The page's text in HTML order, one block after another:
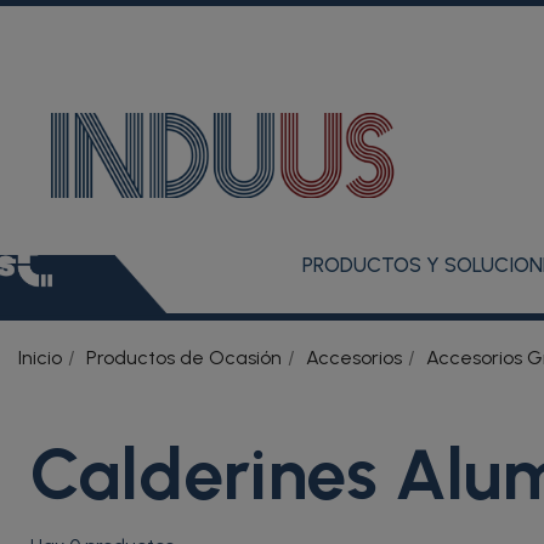
PRODUCTOS Y
Inicio Productos de Ocasión Accesorios Accesorios
Calderines